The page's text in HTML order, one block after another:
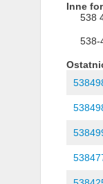
Inne
538
538-